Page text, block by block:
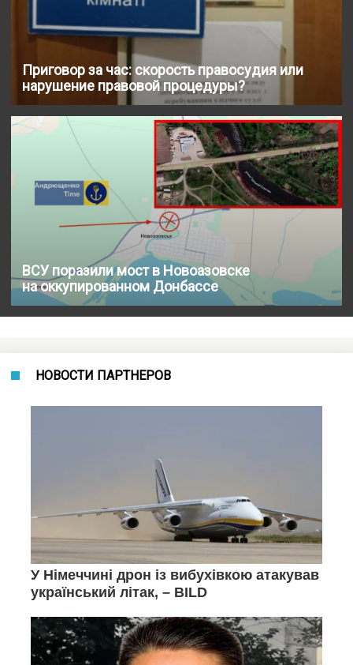
Приговор за час: скорость правосудия или
нарушение правовой процедуры?
ВСУ поразили мост в Новоазовске
на оккупированном Донбассе
НОВОСТИ ПАРТНЕРОВ